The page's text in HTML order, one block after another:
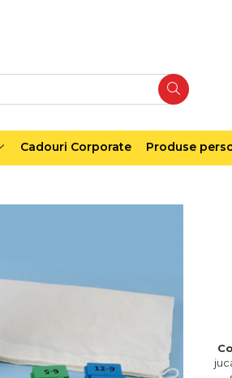
Cadouri Corporate Produse